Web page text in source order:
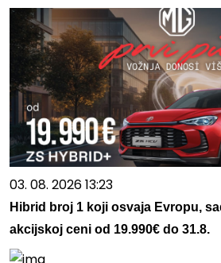
03. 08. 2026 13:23
Hibrid broj 1 koji osvaja Evropu,
akcijskoj ceni od 19.990€ do 31.8.